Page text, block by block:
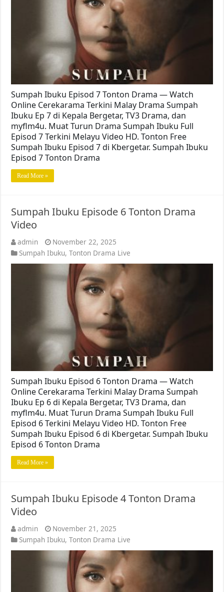
Sumpah Ibuku Episod 7 Tonton Drama — Watch
Online Cerekarama Terkini Malay Drama Sumpah
Ibuku Ep 7 di Kepala Bergetar, TV3 Drama, dan
myflm4u. Muat Turun Drama Sumpah Ibuku Full
Episod 7 Terkini Melayu Video HD. Tonton Free
Sumpah Ibuku Episod 7 di Kbergetar. Sumpah Ibuku
Episod 7 Tonton Drama
Read More »
Sumpah Ibuku Episode 6 Tonton Drama
Video
admin
November 22, 2025
Sumpah Ibuku,Tonton Drama Live
Sumpah Ibuku Episod 6 Tonton Drama — Watch
Online Cerekarama Terkini Malay Drama Sumpah
Ibuku Ep 6 di Kepala Bergetar, TV3 Drama, dan
myflm4u. Muat Turun Drama Sumpah Ibuku Full
Episod 6 Terkini Melayu Video HD. Tonton Free
Sumpah Ibuku Episod 6 di Kbergetar. Sumpah Ibuku
Episod 6 Tonton Drama
Read More »
Sumpah Ibuku Episode 4 Tonton Drama
Video
admin
November 21, 2025
Sumpah Ibuku,Tonton Drama Live